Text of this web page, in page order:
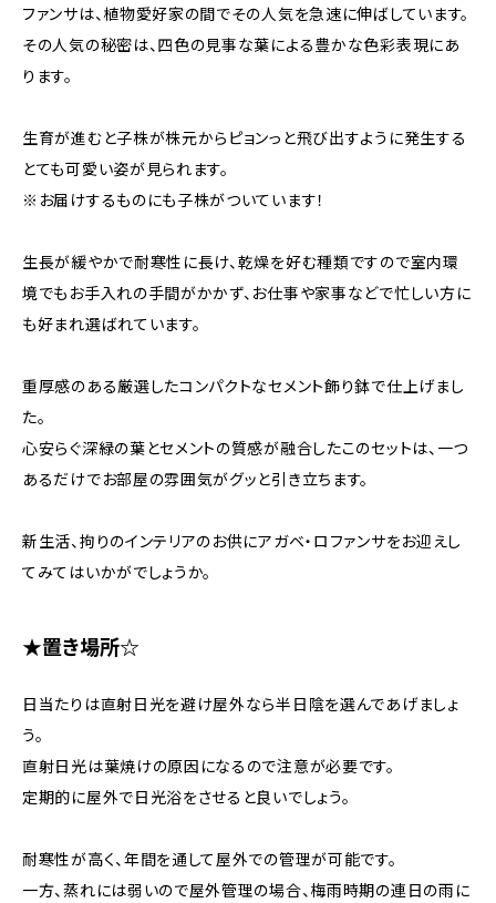
ファンサは、植物愛好家の間でその人気を急速に伸ばしています。
その人気の秘密は、四色の見事な葉による豊かな色彩表現にあ
ります。
生育が進むと子株が株元からピョンっと飛び出すように発生する
とても可愛い姿が見られます。
※お届けするものにも子株がついています！
生長が緩やかで耐寒性に長け、乾燥を好む種類ですので室内環
境でもお手入れの手間がかかず、お仕事や家事などで忙しい方に
も好まれ選ばれています。
重厚感のある厳選したコンパクトなセメント飾り鉢で仕上げまし
た。
心安らぐ深緑の葉とセメントの質感が融合したこのセットは、一つ
あるだけでお部屋の雰囲気がグッと引き立ちます。
新生活、拘りのインテリアのお供にアガベ・ロファンサをお迎えし
てみてはいかがでしょうか。
★置き場所☆
日当たりは直射日光を避け屋外なら半日陰を選んであげましょ
う。
直射日光は葉焼けの原因になるので注意が必要です。
定期的に屋外で日光浴をさせると良いでしょう。
耐寒性が高く、年間を通して屋外での管理が可能です。
一方、蒸れには弱いので屋外管理の場合、梅雨時期の連日の雨に